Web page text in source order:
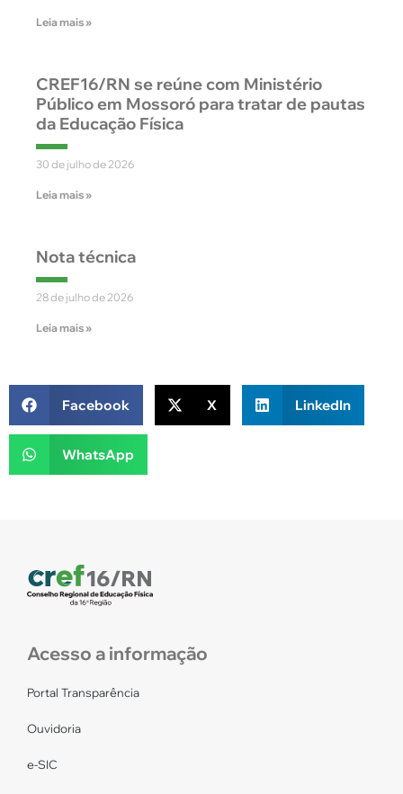
Leia mais »
CREF16/RN se reúne com Ministério
Público em Mossoró para tratar de pautas
da Educação Física
30 de julho de 2026
Leia mais »
Nota técnica
28 de julho de 2026
Leia mais »
Facebook X LinkedIn
WhatsApp
Acesso a informação
Portal Transparência
Ouvidoria
e-SIC